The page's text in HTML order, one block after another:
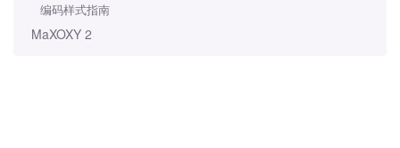
编码样式指南
MaXOXY 2